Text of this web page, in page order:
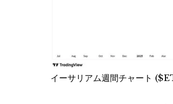
イーサリアム週間チャート (